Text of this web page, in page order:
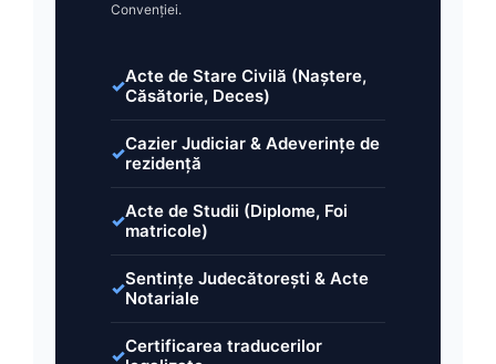
Convenției.
Acte de Stare Civilă (Naștere,
Căsătorie, Deces)
Cazier Judiciar & Adeverințe de
rezidență
Acte de Studii (Diplome, Foi
matricole)
Sentințe Judecătorești & Acte
Notariale
Certificarea traducerilor